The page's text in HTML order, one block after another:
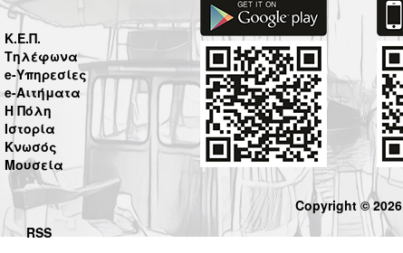
Κ.Ε.Π.
Τηλέφωνα
e-Υπηρεσίες
e-Αιτήματα
Η Πόλη
Ιστορία
Κνωσός
Μουσεία
RSS
Copyright © 2026